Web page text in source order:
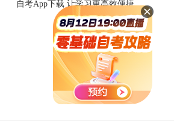
自考App下载 让学习更高效便捷